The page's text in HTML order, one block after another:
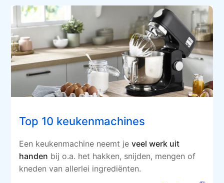
Top 10 keukenmachines
Een keukenmachine neemt jeveel werk uit
handen bij o.a. het hakken, snijden, mengen of
kneden van allerlei ingrediënten.